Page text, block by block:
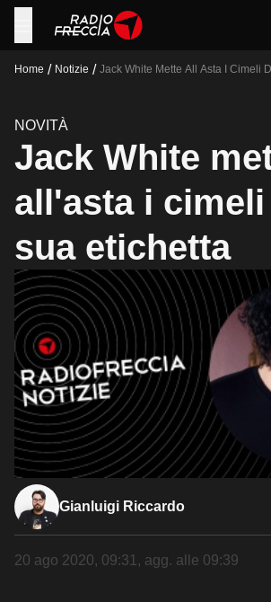
Home / Notizie / Jack White Mette All Asta I Cimeli
NOVITÀ
Jack White
all'asta i
sua etichetta
Gianluigi Riccardo
20 ago 2020, 09:31 , agg. alle 09:39